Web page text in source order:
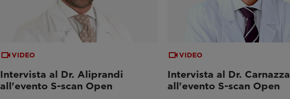
VIDEO
Intervista al Dr. Aliprandi
all'evento S-scan Open
VIDEO
Intervista al Dr. Carnazza
all'evento S-scan Open